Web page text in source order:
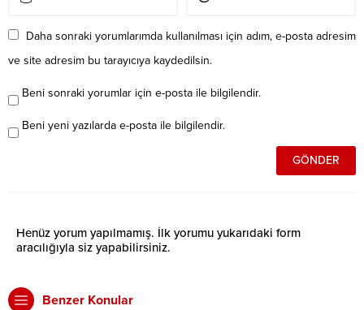
Daha sonraki yorumlarımda kullanılması için adım, e-posta adresim
ve site adresim bu tarayıcıya kaydedilsin.
Beni sonraki yorumlar için e-posta ile bilgilendir.
Beni yeni yazılarda e-posta ile bilgilendir.
Henüz yorum yapılmamış. İlk yorumu yukarıdaki form
aracılığıyla siz yapabilirsiniz.
Benzer Konular